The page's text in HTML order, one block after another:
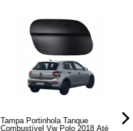
Tampa Portinhola Tanque
Combustível Vw Polo 2018 Até